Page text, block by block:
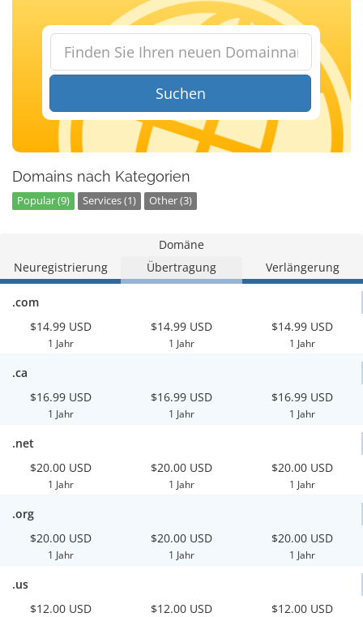
Suchen
Domains nach Kategorien
Popular (9) Services (1) Other (3)
Domäne
Neuregistrierung
Übertragung Verlängerung
.com
$14.99 USD
1 Jahr
$14.99 USD
1 Jahr
$14.99 USD
1 Jahr
.ca
$16.99 USD
1 Jahr
$16.99 USD
1 Jahr
$16.99 USD
1 Jahr
.net
$20.00 USD
1 Jahr
$20.00 USD
1 Jahr
$20.00 USD
1 Jahr
.org
$20.00 USD
1 Jahr
$20.00 USD
1 Jahr
$20.00 USD
1 Jahr
.us
$12.00 USD
$12.00 USD $12.00 USD